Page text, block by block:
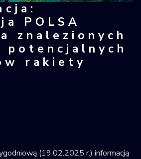
POLSA
POLSA
znalezionych
potencjalnych
rakiety
(19.02.2025 r.) informacją